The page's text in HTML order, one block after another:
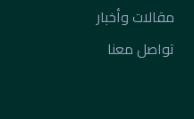
مقالات وأخبار
تواصل معنا